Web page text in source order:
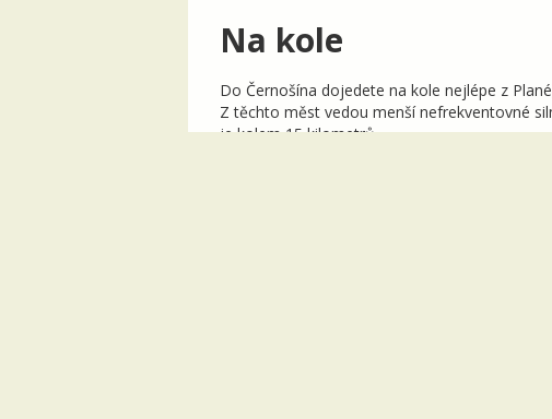
Na kole
Do Černošína dojedete na kole nejlépe z
Z těchto měst vedou menší nefrekventovné
je kolem 15 kilometrů.